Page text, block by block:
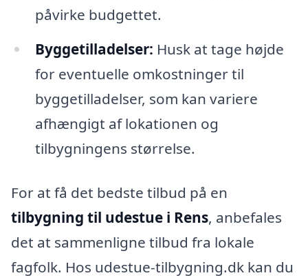
påvirke budgettet.
Byggetilladelser: Husk at tage højde
for eventuelle omkostninger til
byggetilladelser, som kan variere
afhængigt af lokationen og
tilbygningens størrelse.
For at få det bedste tilbud på en
tilbygning til udestue i Rens, anbefales
det at sammenligne tilbud fra lokale
fagfolk. Hos udestue-tilbygning.dk kan du